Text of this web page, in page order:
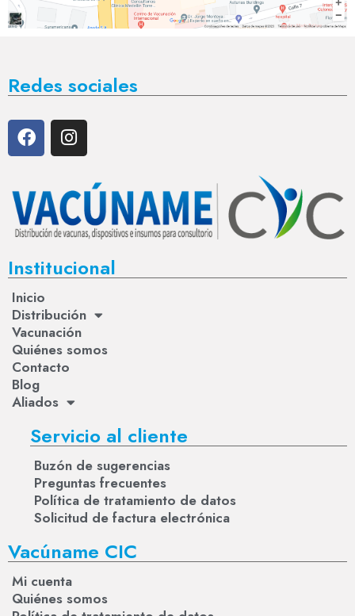
Redes sociales
Institucional
Inicio
Distribución
Vacunación
Quiénes somos
Contacto
Blog
Aliados
Servicio al cliente
Buzón de sugerencias
Preguntas frecuentes
Política de tratamiento de datos
Solicitud de factura electrónica
Vacúname CIC
Mi cuenta
Quiénes somos